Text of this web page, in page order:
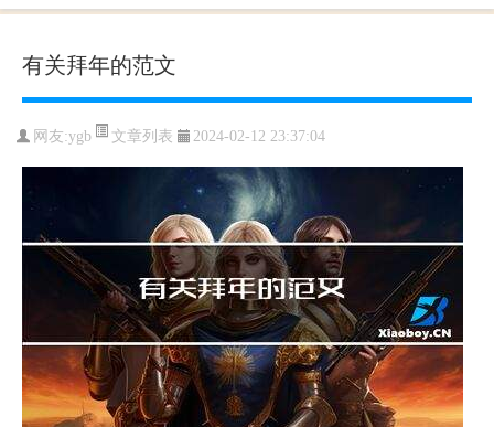
有关拜年的范文
网友:ygb 文章列表 2024-02-12 23:37:04